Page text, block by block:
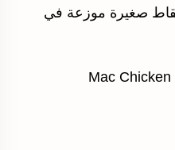
صغيرة موزعة في